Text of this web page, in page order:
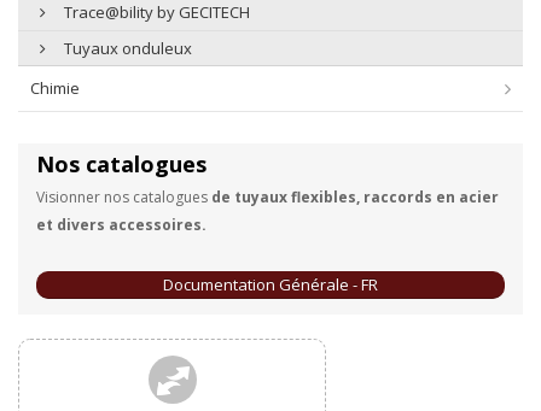
Trace@bility by GECITECH
Tuyaux onduleux
Chimie
Nos catalogues
Visionner nos catalogues de tuyaux flexibles, raccords en acier
et divers accessoires.
Documentation Générale - FR